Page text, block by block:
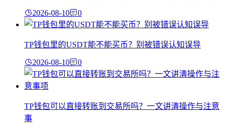
2026-08-10 0
TP钱包里的USDT能不能买币？别被错误认知误导
2026-08-10 0
TP钱包可以直接转账到交易所吗？一文讲清操作与注意
事